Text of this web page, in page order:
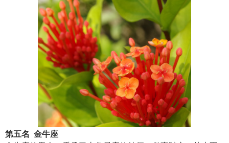
第五名 金牛座